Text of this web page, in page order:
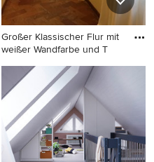
Großer Klassischer Flur mit
weißer Wandfarbe und T
Großer Klassischer Flur mit
weißer Wandfarbe und
Terrakottaboden in Rom